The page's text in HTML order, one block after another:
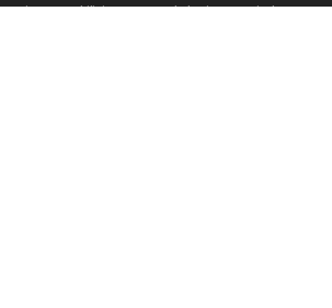
Firma Yetkilisi Bayram Akdeniz END ‘in